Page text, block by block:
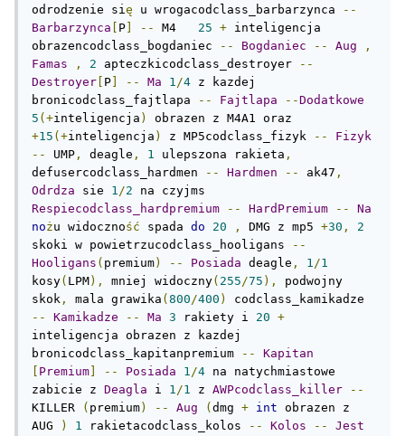
odrodzenie się u wrogacodclass_barbarzynca
--
Barbarzynca
P -- M4 25 + inteligencja
obrazencodclass_bogdaniec
-- Bogdaniec -- Aug
,
Famas
, 2 apteczkicodclass_destroyer
--
Destroyer P -- Ma 1/4 z kazdej
bronicodclass_fajtlapa
-- Fajtlapa --Dodatkowe
5 (+inteligencja )
+15 (+inteligencja ) z MP5codclass_fizyk --
Fizyk
--
UMP , deagle , 1 ulepszona rakieta ,
defusercodclass_hardmen
-- Hardmen -- ak47 ,
Odrdza sie 1/2
Respiecodclass_hardpremium
-- HardPremium --
Na
nożu widoczność spada do 20 , DMG z mp5 +30 ,
2
skoki w powietrzucodclass_hooligans
--
Hooligans ( premium) -- Posiada deagle , 1/1
kosy( LPM), mniej widoczny( 255/75 ),
podwojny
skok , mala grawika ( 800/400 )
--
Kamikadze -- Ma 3 rakiety i 20 +
inteligencja obrazen z kazdej
bronicodclass_kapitanpremium
--
Kapitan
Premium -- Posiada 1/4 na natychmiastowe
zabicie z Deagla i 1/1 z AWPcodclass_killer
--
KILLER
( premium) -- Aug ( dmg + int obrazen z
AUG
) 1 rakietacodclass_kolos -- Kolos --
Jest